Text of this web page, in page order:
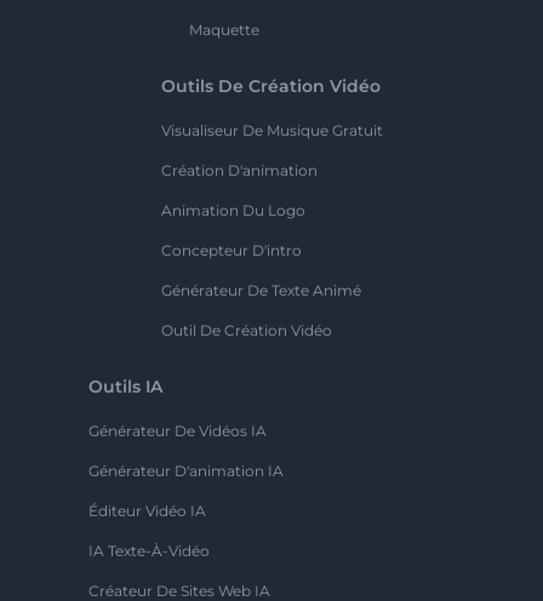
Maquette
Outils De Création Vidéo
Visualiseur De Musique Gratuit
Création D'animation
Animation Du Logo
Concepteur D'intro
Générateur De Texte Animé
Outil De Création Vidéo
Outils IA
Générateur De Vidéos IA
Générateur D'animation IA
Éditeur Vidéo IA
IA Texte-À-Vidéo
Créateur De Sites Web IA